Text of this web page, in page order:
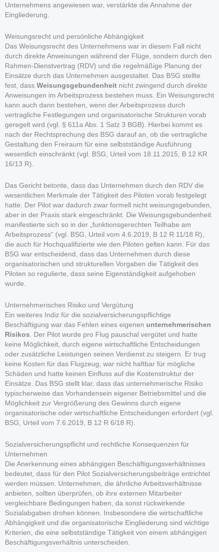
Unternehmens angewiesen war, verstärkte die Annahme der
Eingliederung.
Weisungsrecht und persönliche Abhängigkeit
Das Weisungsrecht des Unternehmens war in diesem Fall nicht
durch direkte Anweisungen während der Flüge, sondern durch den
Rahmen-Dienstvertrag (RDV) und die regelmäßige Planung der
Einsätze durch das Unternehmen ausgestaltet. Das BSG stellte
fest, dass Weisungsgebundenheit nicht zwingend durch direkte
Anweisungen im Arbeitsprozess bestehen muss. Ein Weisungsrecht
kann auch dann bestehen, wenn der Arbeitsprozess durch
vertragliche Festlegungen und organisatorische Strukturen vorab
geregelt wird (vgl. § 611a Abs. 1 Satz 3 BGB). Hierbei kommt es
nach der Rechtsprechung des BSG darauf an, ob die vertragliche
Gestaltung den Freiraum für eine selbstständige Ausführung
wesentlich einschränkt (vgl. BSG, Urteil vom 18.11.2015, B 12 KR
16/13 R).
Das Gericht betonte, dass das Unternehmen durch den RDV die
wesentlichen Merkmale der Tätigkeit des Piloten vorab festgelegt
hatte. Der Pilot war dadurch zwar formell nicht weisungsgebunden,
aber in der Praxis stark eingeschränkt. Die Weisungsgebundenheit
manifestierte sich so in der „funktionsgerechten Teilhabe am
Arbeitsprozess“ (vgl. BSG, Urteil vom 4.6.2019, B 12 R 11/18 R),
die auch für Hochqualifizierte wie den Piloten gelten kann. Für das
BSG war entscheidend, dass das Unternehmen durch diese
organisatorischen und strukturellen Vorgaben die Tätigkeit des
Piloten so regulierte, dass seine Eigenständigkeit aufgehoben
wurde.
Unternehmerisches Risiko und Vergütung
Ein weiteres Indiz für die sozialversicherungspflichtige
Beschäftigung war das Fehlen eines eigenen unternehmerischen
Risikos . Der Pilot wurde pro Flug pauschal vergütet und hatte
keine Möglichkeit, durch eigene wirtschaftliche Entscheidungen
oder zusätzliche Leistungen seinen Verdienst zu steigern. Er trug
keine Kosten für das Flugzeug, war nicht haftbar für mögliche
Schäden und hatte keinen Einfluss auf die Kostenstruktur der
Einsätze. Das BSG stellt klar, dass das unternehmerische Risiko
typischerweise das Vorhandensein eigener Betriebsmittel und die
Möglichkeit zur Vergrößerung des Gewinns durch eigene
organisatorische oder wirtschaftliche Entscheidungen erfordert (vgl.
BSG, Urteil vom 7.6.2019, B 12 R 6/18 R).
Sozialversicherungspflicht und rechtliche Konsequenzen für
Unternehmen
Die Anerkennung eines abhängigen Beschäftigungsverhältnisses
bedeutet, dass für den Pilot Sozialversicherungsbeiträge entrichtet
werden müssen. Unternehmen, die ähnliche Arbeitsverhältnisse
anbieten, sollten überprüfen, ob ihre externen Mitarbeiter
vergleichbare Bedingungen haben, da sonst rückwirkende
Sozialabgaben drohen können. Insbesondere die wirtschaftliche
Abhängigkeit und die organisatorische Eingliederung sind wichtige
Kriterien, die eine selbstständige Tätigkeit von einem abhängigen
Beschäftigungsverhältnis unterscheiden.